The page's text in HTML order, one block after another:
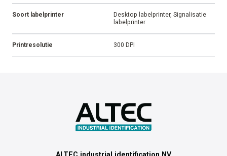
Verpakking Per stuk
Monochroom
102 mm
Printtechnologie Thermal Transfer